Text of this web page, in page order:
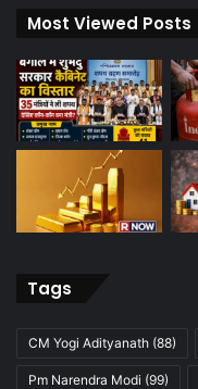
Most Viewed Posts
Tags
CM Yogi Adityanath (88)
Pm Narendra Modi (99)